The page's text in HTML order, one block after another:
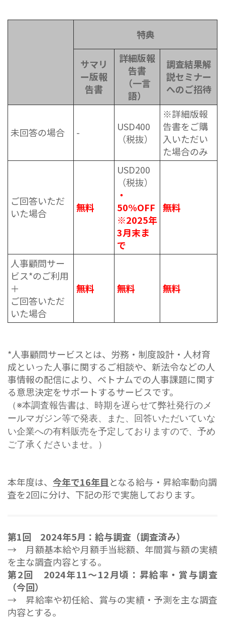
特典
サマリ
ー版報
告書
詳細版報
告書
（一言
語）
調査結果解
説セミナー
へのご招待
未回答の場合 -
USD400
（税抜）
※詳細版報
告書をご購
入いただい
た場合のみ
ご回答いただ
いた場合
無料
USD200
（税抜）
・
50%OFF
※2025年
3月末ま
で
無料
人事顧問サー
ビス*のご利用
＋
ご回答いただ
いた場合
無料 無料 無料
*人事顧問サービスとは、労務・制度設計・人材育
成といった人事に関するご相談や、新法令などの人
事情報の配信により、ベトナムでの人事課題に関す
る意思決定をサポートするサービスです。
（※本調査報告書は、時期を遅らせて弊社発行のメ
ールマガジン等で発表、また、回答いただいていな
い企業への有料販売を予定しておりますので、予め
ご了承くださいませ。）
本年度は、 今年で16年目となる給与・昇給率動向調
査を2回に分け、下記の形で実施しております。
第1回 2024年5月：給与調査（調査済み）
→ 月額基本給や月額手当総額、年間賞与額の実績
を主な調査内容とする。
第2回 2024年11～12月頃：昇給率・賞与調査
（今回）
→ 昇給率や初任給、賞与の実績・予測を主な調査
内容とする。